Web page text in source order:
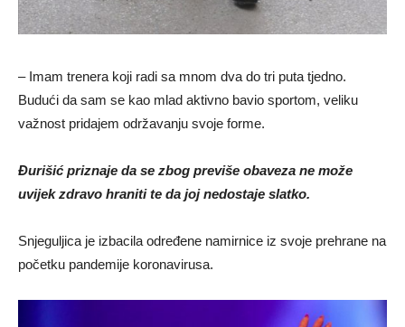
– Imam trenera koji radi sa mnom dva do tri puta tjedno.
Budući da sam se kao mlad aktivno bavio sportom, veliku
važnost pridajem održavanju svoje forme.
Đurišić priznaje da se zbog previše obaveza ne može
uvijek zdravo hraniti te da joj nedostaje slatko.
Snjeguljica je izbacila određene namirnice iz svoje prehrane na
početku pandemije koronavirusa.